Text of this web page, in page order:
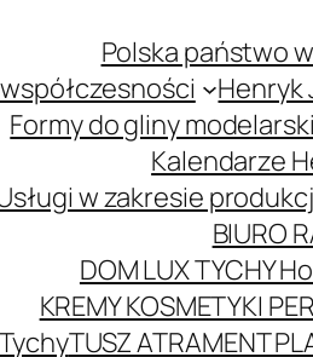
Polska państwo
Henryk
Formy do gliny
Kalendarze
w zakresie
BIURO
DOM LUX TYCHY
KREMY KOSMETYKI
TUSZ ATRAMENT